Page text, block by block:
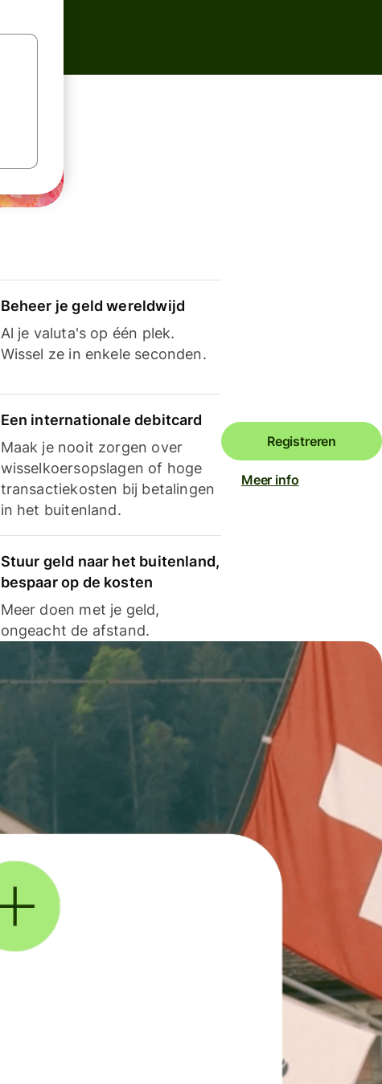
Beheer je geld wereldwijd
Al je valuta's op één plek.
Wissel ze in enkele seconden.
Een internationale debitcard
Maak je nooit zorgen over
wisselkoersopslagen of hoge
transactiekosten bij betalingen
in het buitenland.
Stuur geld naar het buitenland,
bespaar op de kosten
Meer doen met je geld,
ongeacht de afstand.
Registreren
Meer info